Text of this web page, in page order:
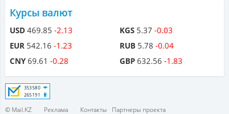
Курсы валют
USD 469.85 -2.13
EUR 542.16 -1.23
CNY69.61 -0.28
KGS 5.37 -0.03
RUB 5.78 -0.04
GBP 632.56 -1.83
© Mail.KZ Реклама Контакты Партнеры проекта